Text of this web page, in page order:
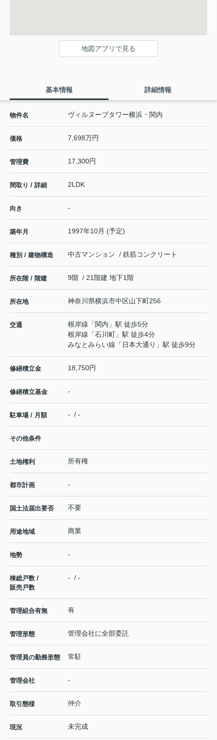
地図アプリで見る
基本情報 詳細情報
物件名 ヴィルヌーブタワー横浜・関内
価格 7,698万円
管理費 17,300円
間取り / 詳細 2LDK
向き -
築年月 1997年10月 (予定)
種別 / 建物構造 中古マンション / 鉄筋コンクリート
所在階 / 階建 9階 / 21階建 地下1階
所在地 神奈川県横浜市中区山下町256
交通 根岸線 「関内 」駅 徒歩5分
根岸線 「石川町 」駅 徒歩4分
みなとみらい線 「 日本大通り 」駅 徒歩9分
修繕積立金 18,750円
修繕積立基金 -
駐車場 / 月額 - / -
その他条件
土地権利 所有権
都市計画 -
国土法届出要否 不要
用途地域 商業
地勢 -
棟総戸数 /
販売戸数
- / -
管理組合有無 有
管理形態 管理会社に全部委託
管理員の勤務形態 常駐
管理会社 -
取引態様 仲介
現況 未完成